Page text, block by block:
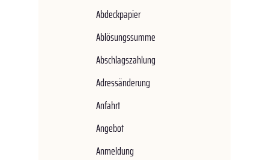
Abdeckpapier
Ablösungssumme
Abschlagszahlung
Adressänderung
Anfahrt
Angebot
Anmeldung